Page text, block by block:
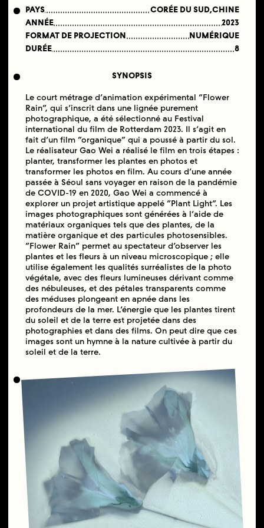
PAYS
CORÉE DU SUD,CHINE
ANNÉE
2023
FORMAT DE PROJECTION
NUMÉRIQUE
DURÉE
8
SYNOPSIS
Le court métrage d’animation expérimental “Flower
Rain”, qui s’inscrit dans une lignée purement
photographique, a été sélectionné au Festival
international du film de Rotterdam 2023. Il s’agit en
fait d’un film “organique” qui a poussé à partir du sol.
Le réalisateur Gao Wei a réalisé le film en trois étapes :
planter, transformer les plantes en photos et
transformer les photos en film. Au cours d’une année
passée à Séoul sans voyager en raison de la pandémie
de COVID-19 en 2020, Gao Wei a commencé à
explorer un projet artistique appelé “Plant Light”. Les
images photographiques sont générées à l’aide de
matériaux organiques tels que des plantes, de la
matière organique et des particules photosensibles.
“Flower Rain” permet au spectateur d’observer les
plantes et les fleurs à un niveau microscopique ; elle
utilise également les qualités surréalistes de la photo
végétale, avec des fleurs lumineuses dérivant comme
des nébuleuses, et des pétales transparents comme
des méduses plongeant en apnée dans les
profondeurs de la mer. L’énergie que les plantes tirent
du soleil et de la terre est projetée dans des
photographies et dans des films. On peut dire que ces
images sont un hymne à la nature cultivée à partir du
soleil et de la terre.